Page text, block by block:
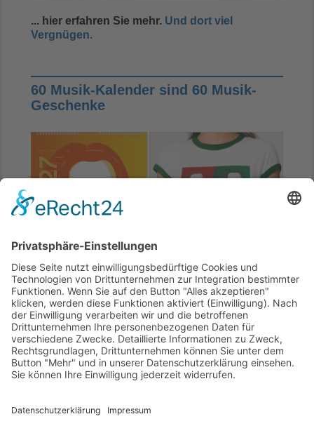
... hier erfahren Sie mehr. Und dort viel
Vergnügen.
60 Musik-Kalender sind 60 Musik-
Geschenke
Musik-Kalender, Komponisten-Kalender, Bach-
Kalender, Orgel-Kalender. Drei Größen. Dieses
Jahr und nächstes Jahr. Zwei Kalender-
Stile. Zum Shop. Und klar doch ... gibt's dort
auch Musik-T-Shirts.